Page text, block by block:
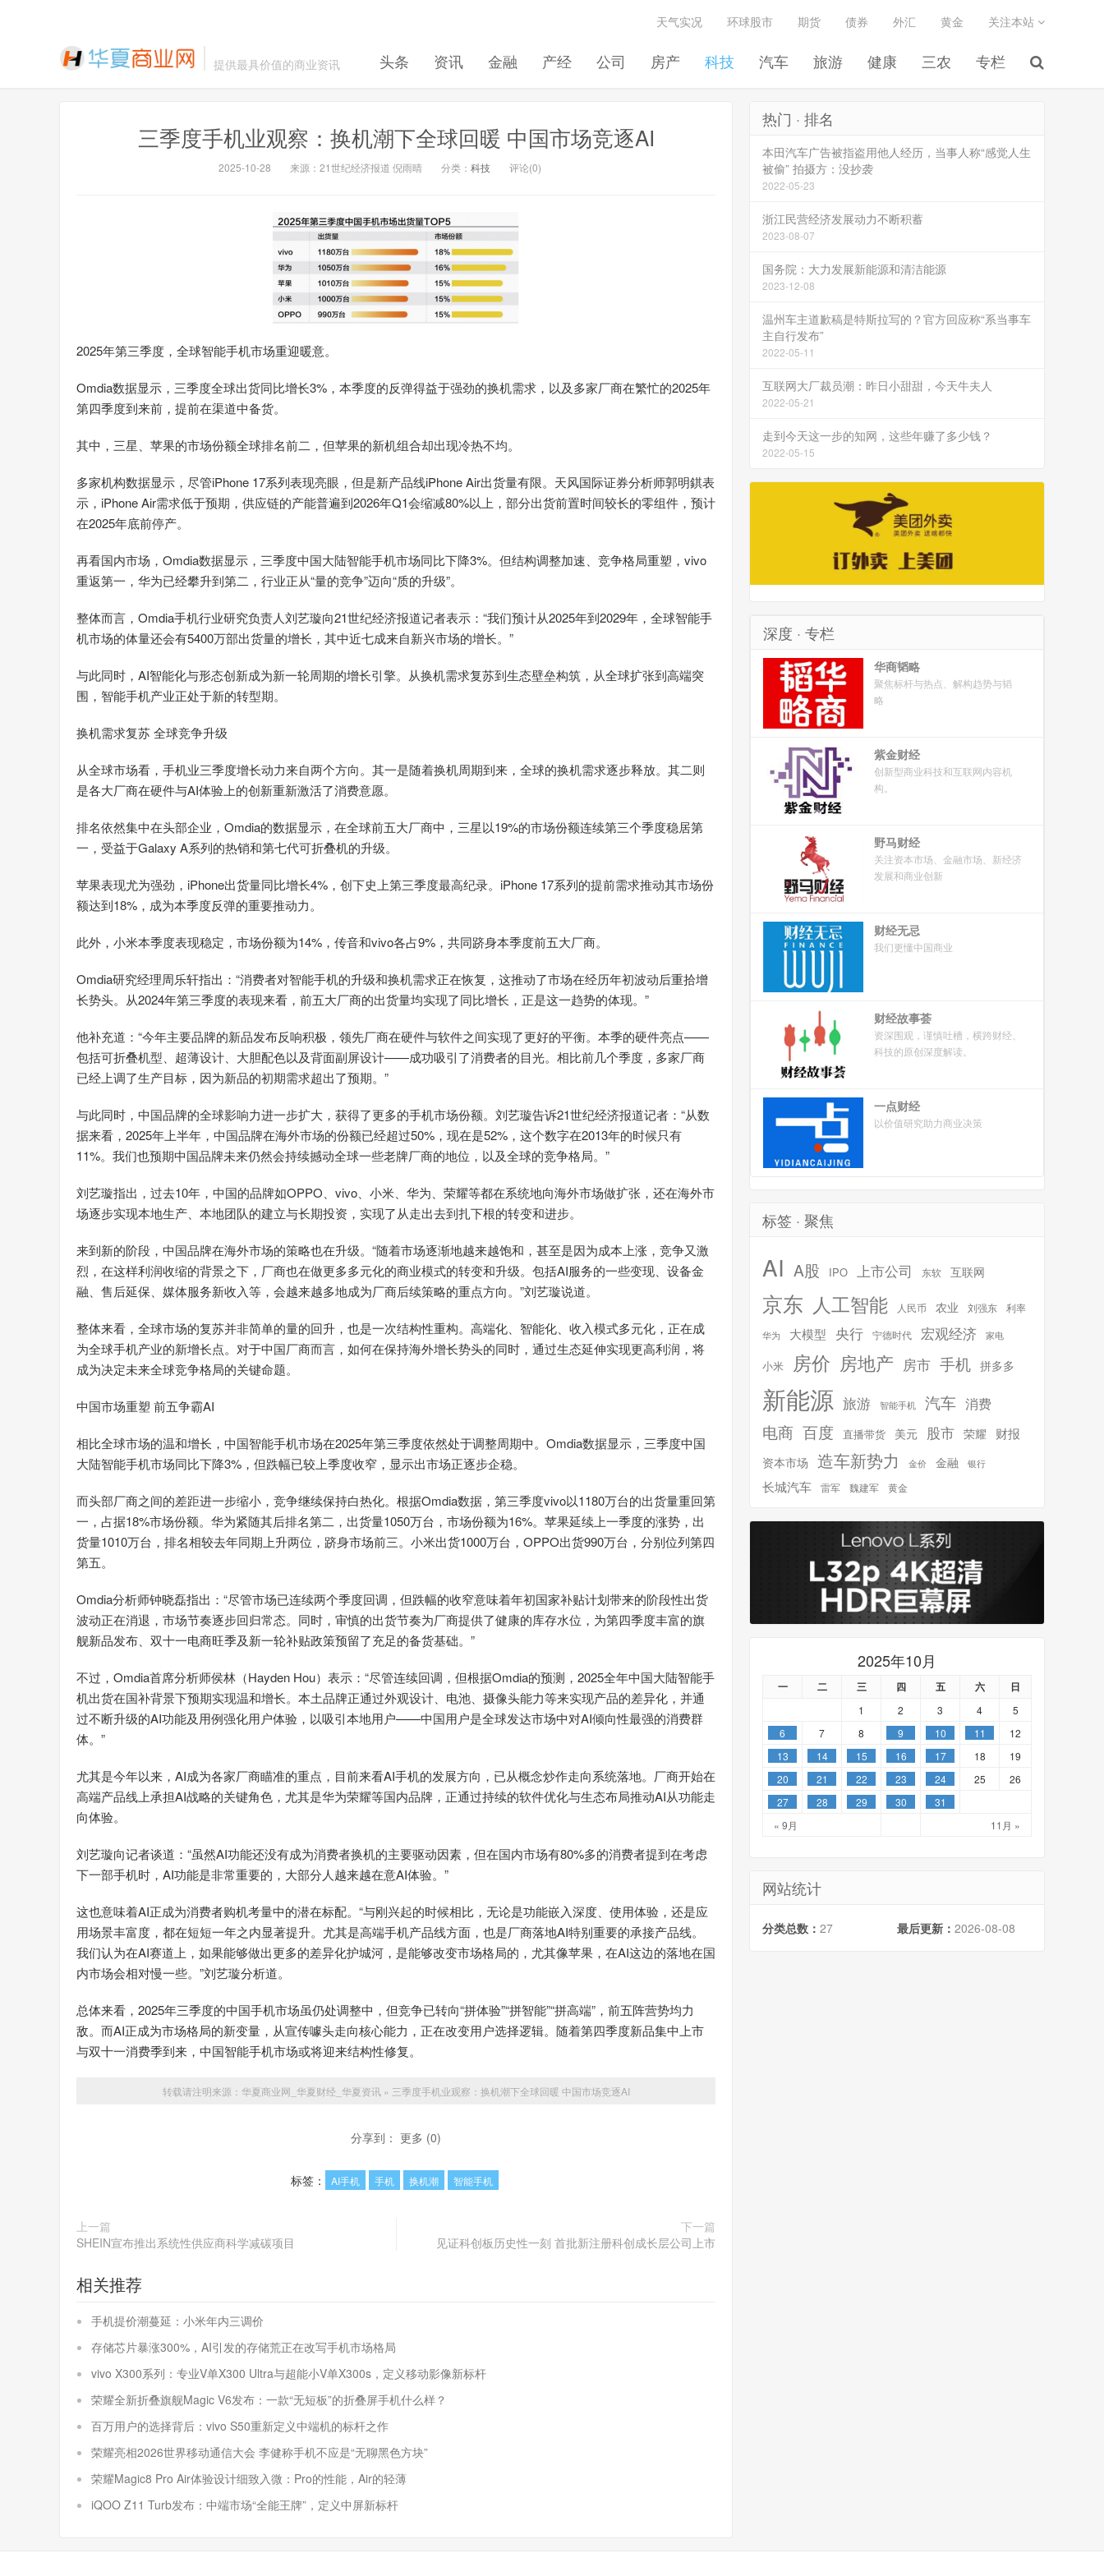
提供最具价值的商业资讯 头条 资讯 金融 产经 公司 房产 科技 汽车 旅游 健康 三农 专栏
天气实况 环球股市 期货 债券 外汇 黄金 关注本站
三季度手机业观察：换机潮下全球回暖 中国市场竞逐AI
2025-10-28 来源：21世纪经济报道 倪雨晴 分类： 科技 评论(0)
2025年第三季度，全球智能手机市场重迎暖意。
Omdia数据显示，三季度全球出货同比增长3%，本季度的反弹得益于强劲的换机需求，以及多家厂商在繁忙的2025年
第四季度到来前，提前在渠道中备货。
其中，三星、苹果的市场份额全球排名前二，但苹果的新机组合却出现冷热不均。
多家机构数据显示，尽管iPhone 17系列表现亮眼，但是新产品线iPhone Air出货量有限。天风国际证券分析师郭明錤表
示，iPhone Air需求低于预期，供应链的产能普遍到2026年Q1会缩减80%以上，部分出货前置时间较长的零组件，预计
在2025年底前停产。
再看国内市场，Omdia数据显示，三季度中国大陆智能手机市场同比下降3%。但结构调整加速、竞争格局重塑，vivo
重返第一，华为已经攀升到第二，行业正从“量的竞争”迈向“质的升级”。
整体而言，Omdia手机行业研究负责人刘艺璇向21世纪经济报道记者表示：“我们预计从2025年到2029年，全球智能手
机市场的体量还会有5400万部出货量的增长，其中近七成来自新兴市场的增长。”
与此同时，AI智能化与形态创新成为新一轮周期的增长引擎。从换机需求复苏到生态壁垒构筑，从全球扩张到高端突
围，智能手机产业正处于新的转型期。
换机需求复苏 全球竞争升级
从全球市场看，手机业三季度增长动力来自两个方向。其一是随着换机周期到来，全球的换机需求逐步释放。其二则
是各大厂商在硬件与AI体验上的创新重新激活了消费意愿。
排名依然集中在头部企业，Omdia的数据显示，在全球前五大厂商中，三星以19%的市场份额连续第三个季度稳居第
一，受益于Galaxy A系列的热销和第七代可折叠机的升级。
苹果表现尤为强劲，iPhone出货量同比增长4%，创下史上第三季度最高纪录。iPhone 17系列的提前需求推动其市场份
额达到18%，成为本季度反弹的重要推动力。
此外，小米本季度表现稳定，市场份额为14%，传音和vivo各占9%，共同跻身本季度前五大厂商。
Omdia研究经理周乐轩指出：“消费者对智能手机的升级和换机需求正在恢复，这推动了市场在经历年初波动后重拾增
长势头。从2024年第三季度的表现来看，前五大厂商的出货量均实现了同比增长，正是这一趋势的体现。”
他补充道：“今年主要品牌的新品发布反响积极，领先厂商在硬件与软件之间实现了更好的平衡。本季的硬件亮点——
包括可折叠机型、超薄设计、大胆配色以及背面副屏设计——成功吸引了消费者的目光。相比前几个季度，多家厂商
已经上调了生产目标，因为新品的初期需求超出了预期。”
与此同时，中国品牌的全球影响力进一步扩大，获得了更多的手机市场份额。刘艺璇告诉21世纪经济报道记者：“从数
据来看，2025年上半年，中国品牌在海外市场的份额已经超过50%，现在是52%，这个数字在2013年的时候只有
11%。我们也预期中国品牌未来仍然会持续撼动全球一些老牌厂商的地位，以及全球的竞争格局。”
刘艺璇指出，过去10年，中国的品牌如OPPO、vivo、小米、华为、荣耀等都在系统地向海外市场做扩张，还在海外市
场逐步实现本地生产、本地团队的建立与长期投资，实现了从走出去到扎下根的转变和进步。
来到新的阶段，中国品牌在海外市场的策略也在升级。“随着市场逐渐地越来越饱和，甚至是因为成本上涨，竞争又激
烈，在这样利润收缩的背景之下，厂商也在做更多多元化的商业模式的转变和升级。包括AI服务的一些变现、设备金
融、售后延保、媒体服务新收入等，会越来越多地成为厂商后续策略的重点方向。”刘艺璇说道。
整体来看，全球市场的复苏并非简单的量的回升，也是一次结构性重构。高端化、智能化、收入模式多元化，正在成
为全球手机产业的新增长点。对于中国厂商而言，如何在保持海外增长势头的同时，通过生态延伸实现更高利润，将
成为决定未来全球竞争格局的关键命题。
中国市场重塑 前五争霸AI
相比全球市场的温和增长，中国智能手机市场在2025年第三季度依然处于调整周期中。Omdia数据显示，三季度中国
大陆智能手机市场同比下降3%，但跌幅已较上季度收窄，显示出市场正逐步企稳。
而头部厂商之间的差距进一步缩小，竞争继续保持白热化。根据Omdia数据，第三季度vivo以1180万台的出货量重回第
一，占据18%市场份额。华为紧随其后排名第二，出货量1050万台，市场份额为16%。苹果延续上一季度的涨势，出
货量1010万台，排名相较去年同期上升两位，跻身市场前三。小米出货1000万台，OPPO出货990万台，分别位列第四
第五。
Omdia分析师钟晓磊指出：“尽管市场已连续两个季度回调，但跌幅的收窄意味着年初国家补贴计划带来的阶段性出货
波动正在消退，市场节奏逐步回归常态。同时，审慎的出货节奏为厂商提供了健康的库存水位，为第四季度丰富的旗
舰新品发布、双十一电商旺季及新一轮补贴政策预留了充足的备货基础。”
不过，Omdia首席分析师侯林（Hayden Hou）表示：“尽管连续回调，但根据Omdia的预测，2025全年中国大陆智能手
机出货在国补背景下预期实现温和增长。本土品牌正通过外观设计、电池、摄像头能力等来实现产品的差异化，并通
过不断升级的AI功能及用例强化用户体验，以吸引本地用户——中国用户是全球发达市场中对AI倾向性最强的消费群
体。”
尤其是今年以来，AI成为各家厂商瞄准的重点，目前来看AI手机的发展方向，已从概念炒作走向系统落地。厂商开始在
高端产品线上承担AI战略的关键角色，尤其是华为荣耀等国内品牌，正通过持续的软件优化与生态布局推动AI从功能走
向体验。
刘艺璇向记者谈道：“虽然AI功能还没有成为消费者换机的主要驱动因素，但在国内市场有80%多的消费者提到在考虑
下一部手机时，AI功能是非常重要的，大部分人越来越在意AI体验。”
这也意味着AI正成为消费者购机考量中的潜在标配。“与刚兴起的时候相比，无论是功能嵌入深度、使用体验，还是应
用场景丰富度，都在短短一年之内显著提升。尤其是高端手机产品线方面，也是厂商落地AI特别重要的承接产品线。
我们认为在AI赛道上，如果能够做出更多的差异化护城河，是能够改变市场格局的，尤其像苹果，在AI这边的落地在国
内市场会相对慢一些。”刘艺璇分析道。
总体来看，2025年三季度的中国手机市场虽仍处调整中，但竞争已转向“拼体验”“拼智能”“拼高端”，前五阵营势均力
敌。而AI正成为市场格局的新变量，从宣传噱头走向核心能力，正在改变用户选择逻辑。随着第四季度新品集中上市
与双十一消费季到来，中国智能手机市场或将迎来结构性修复。
转载请注明来源： 华夏商业网_华夏财经_华夏资讯» 三季度手机业观察：换机潮下全球回暖 中国市场竞逐AI
分享到： 更多 (0)
标签： AI手机 手机 换机潮 智能手机
上一篇
SHEIN宣布推出系统性供应商科学减碳项目
下一篇
见证科创板历史性一刻 首批新注册科创成长层公司上市
相关推荐
手机提价潮蔓延：小米年内三调价
存储芯片暴涨300%，AI引发的存储荒正在改写手机市场格局
vivo X300系列：专业V单X300 Ultra与超能小V单X300s，定义移动影像新标杆
荣耀全新折叠旗舰Magic V6发布：一款“无短板”的折叠屏手机什么样？
百万用户的选择背后：vivo S50重新定义中端机的标杆之作
荣耀亮相2026世界移动通信大会 李健称手机不应是“无聊黑色方块”
荣耀Magic8 Pro Air体验设计细致入微：Pro的性能，Air的轻薄
iQOO Z11 Turb发布：中端市场“全能王牌”，定义中屏新标杆
热门 · 排名
本田汽车广告被指盗用他人经历，当事人称“感觉人生
被偷” 拍摄方：没抄袭
2022-05-23
浙江民营经济发展动力不断积蓄
2023-08-07
国务院：大力发展新能源和清洁能源
2023-12-08
温州车主道歉稿是特斯拉写的？官方回应称“系当事车
主自行发布”
2022-05-11
互联网大厂裁员潮：昨日小甜甜，今天牛夫人
2022-05-21
走到今天这一步的知网，这些年赚了多少钱？
2022-05-15
深度 · 专栏
华商韬略
聚焦标杆与热点、解构趋势与韬
略
紫金财经
创新型商业科技和互联网内容机
构。
野马财经
关注资本市场、金融市场、新经济
发展和商业创新
财经无忌
我们更懂中国商业
财经故事荟
资深围观，谨慎吐槽，横跨财经、
科技的原创深度解读。
一点财经
以价值研究助力商业决策
标签 · 聚焦
AI A股 IPO 上市公司 东软 互联网
京东 人工智能 人民币 农业 刘强东 利率
华为 大模型 央行 宁德时代 宏观经济 家电
小米 房价 房地产 房市 手机 拼多多
新能源 旅游 智能手机 汽车 消费
电商 百度 直播带货 美元 股市 荣耀 财报
资本市场 造车新势力 金价 金融 银行
长城汽车 雷军 魏建军 黄金
2025年10月
一 二 三 四 五 六 日
« 9月 11月 »
1 2 3 4
5
6
7 8 9 10 11
12
13
14 15 16 17 18
19
20
21 22 23 24 25
26
27
28 29 30 31
网站统计
分类总数： 27 最后更新： 2026-08-08